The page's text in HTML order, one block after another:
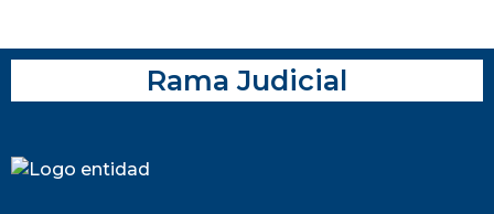
Rama Judicial